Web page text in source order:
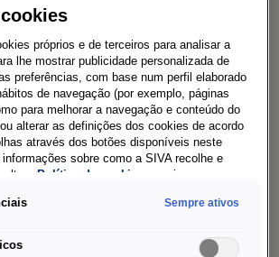
cinco e três lugares. Visto de
das rodas, seguem o design da
algo marcante e diferenciador
a todos os concorrentes. Os
acima das jantes de liga leve - até
- têm um aspeto poderoso e são
por proteções em plástico
distância entre eixos
proporções e as
próprios e de terceiros para analisar a
lhe mostrar publicidade personalizada de
preferências, com base num perfil elaborado
de navegação (por exemplo, páginas
para melhorar a navegação e conteúdo do
alterar as definições dos cookies de acordo
através dos botões disponíveis neste
informações sobre como a SIVA recolhe e
aPolítica de cookies em vigor.
Sempre ativos